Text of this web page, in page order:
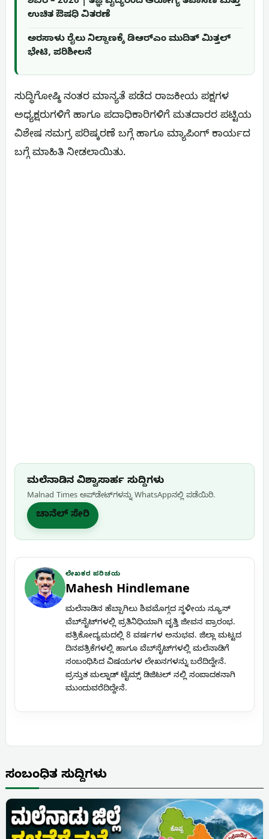
ಉಚಿತ ಔಷಧಿ ವಿತರಣೆ
ಅರಸಾಳು ರೈಲು ನಿಲ್ದಾಣಕ್ಕೆ ಡಿಆರ್‌ಎಂ ಮುದಿತ್ ಮಿತ್ತಲ್
ಭೇಟಿ, ಪರಿಶೀಲನೆ
ಸುದ್ಧಿಗೋಷ್ಠಿ ನಂತರ ಮಾನ್ಯತೆ ಪಡೆದ ರಾಜಕೀಯ ಪಕ್ಷಗಳ
ಅಧ್ಯಕ್ಷರುಗಳಿಗೆ ಹಾಗೂ ಪದಾಧಿಕಾರಿಗಳಿಗೆ ಮತದಾರರ ಪಟ್ಟಿಯ
ವಿಶೇಷ ಸಮಗ್ರ ಪರಿಷ್ಕರಣೆ ಬಗ್ಗೆ ಹಾಗೂ ಮ್ಯಾಪಿಂಗ್ ಕಾರ್ಯದ
ಬಗ್ಗೆ ಮಾಹಿತಿ ನೀಡಲಾಯಿತು.
ಮಲೆನಾಡಿನ ವಿಶ್ವಾಸಾರ್ಹ ಸುದ್ದಿಗಳು
Malnad Times ಅಪ್‌ಡೇಟ್‌ಗಳನ್ನು WhatsApp‌ನಲ್ಲಿ ಪಡೆಯಿರಿ.
ಚಾನೆಲ್ ಸೇರಿ
ಲೇಖಕರ ಪರಿಚಯ
Mahesh Hindlemane
ಮಲೆನಾಡಿನ ಹೆಬ್ಬಾಗಿಲು ಶಿವಮೊಗ್ಗದ ಸ್ಥಳೀಯ ನ್ಯೂಸ್
ವೆಬ್‌ಸೈಟ್‌ಗಳಲ್ಲಿ ಪ್ರತಿನಿಧಿಯಾಗಿ ವೃತ್ತಿ ಜೀವನ ಪ್ರಾರಂಭ.
ಪತ್ರಿಕೋದ್ಯಮದಲ್ಲಿ 8 ವರ್ಷಗಳ ಅನುಭವ. ಜಿಲ್ಲಾ ಮಟ್ಟದ
ದಿನಪತ್ರಿಕೆಗಳಲ್ಲಿ ಹಾಗೂ ವೆಬ್‌ಸೈಟ್‌ಗಳಲ್ಲಿ ಮಲೆನಾಡಿಗೆ
ಸಂಬಂಧಿಸಿದ ವಿಷಯಗಳ ಲೇಖನಗಳನ್ನು ಬರೆದಿದ್ದೇನೆ.
ಪ್ರಸ್ತುತ ಮಲ್ನಾಡ್ ಟೈಮ್ಸ್ ಡಿಜಿಟಲ್ ನಲ್ಲಿ ಸಂಪಾದಕನಾಗಿ
ಮುಂದುವರೆದಿದ್ದೇನೆ.
ಸಂಬಂಧಿತ ಸುದ್ದಿಗಳು